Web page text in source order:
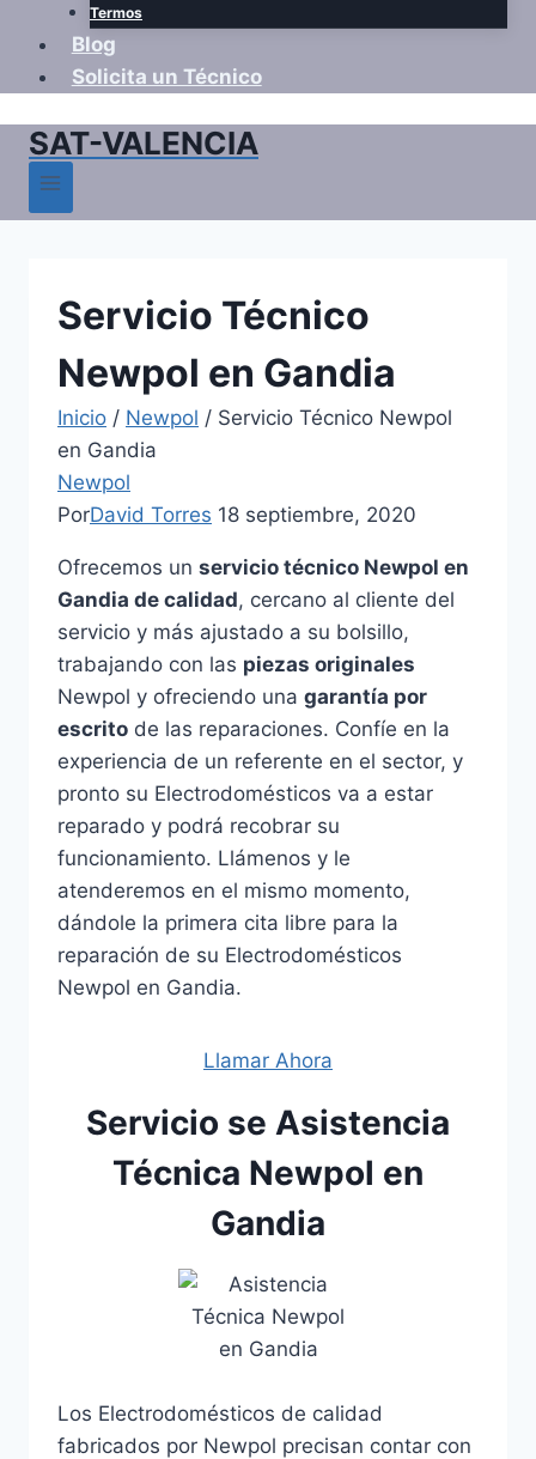
Termos
Blog
Solicita un Técnico
SAT-VALENCIA
Servicio Técnico
Newpol en Gandia
Inicio / Newpol / Servicio Técnico Newpol
en Gandia
Newpol
PorDavid Torres 18 septiembre, 2020
Ofrecemos un servicio técnico Newpol en
Gandia de calidad, cercano al cliente del
servicio y más ajustado a su bolsillo,
trabajando con las piezas originales
Newpol y ofreciendo una garantía por
escrito de las reparaciones. Confíe en la
experiencia de un referente en el sector, y
pronto su Electrodomésticos va a estar
reparado y podrá recobrar su
funcionamiento. Llámenos y le
atenderemos en el mismo momento,
dándole la primera cita libre para la
reparación de su Electrodomésticos
Newpol en Gandia.
Llamar Ahora
Servicio se Asistencia
Técnica Newpol en
Gandia
Los Electrodomésticos de calidad
fabricados por Newpol precisan contar con